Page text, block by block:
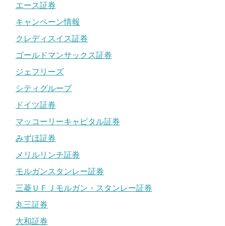
エース証券
キャンペーン情報
クレディスイス証券
ゴールドマンサックス証券
ジェフリーズ
シティグループ
ドイツ証券
マッコーリーキャピタル証券
みずほ証券
メリルリンチ証券
モルガンスタンレー証券
三菱ＵＦＪモルガン・スタンレー証券
丸三証券
大和証券